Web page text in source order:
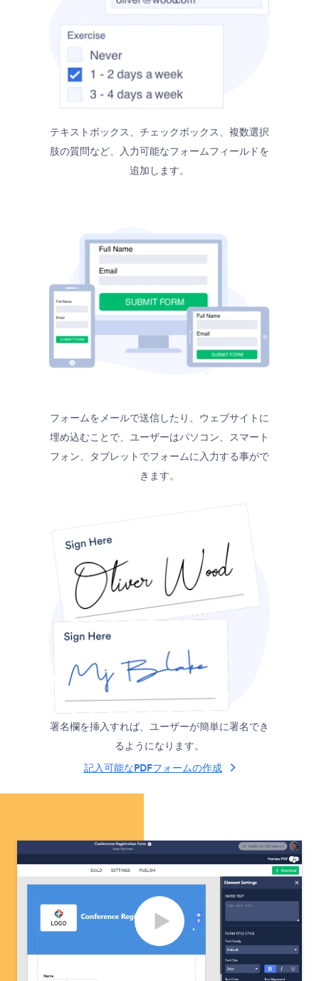
テキストボックス、チェックボックス、複数選択
肢の質問など、入力可能なフォームフィールドを
追加します。
フォームをメールで送信したり、ウェブサイトに
埋め込むことで、ユーザーはパソコン、スマート
フォン、タブレットでフォームに入力する事がで
きます。
署名欄を挿入すれば、ユーザーが簡単に署名でき
るようになります。
記入可能なPDFフォームの作成